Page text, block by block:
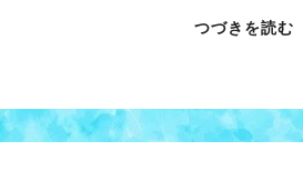
つづきを読む